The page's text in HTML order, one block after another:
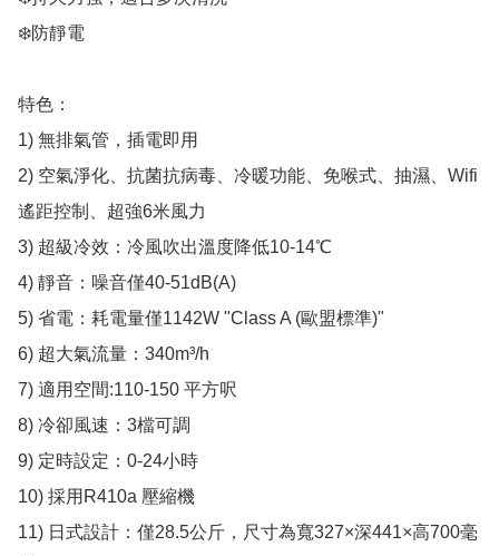
❄️防靜電
特色：
1) 無排氣管，插電即用
2) 空氣淨化、抗菌抗病毒、冷暖功能、免喉式、抽濕、Wifi
遙距控制、超強6米風力
3) 超級冷效：冷風吹出溫度降低10-14℃
4) 靜音：噪音僅40-51dB(A)
5) 省電：耗電量僅1142W "Class A (歐盟標準)"
6) 超大氣流量：340m³/h
7) 適用空間:110-150 平方呎
8) 冷卻風速：3檔可調
9) 定時設定：0-24小時
10) 採用R410a 壓縮機
11) 日式設計：僅28.5公斤，尺寸為寬327×深441×高700毫